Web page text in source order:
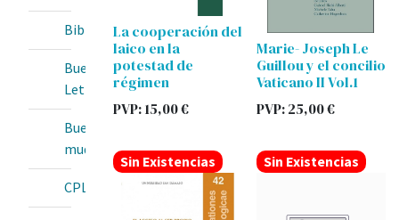
BibliotecaOnline
Buenas
Letras
Buey
mudo
CPL
La cooperación del
laico en la
potestad de
régimen
PVP:15,00€
Marie- Joseph Le
Guillou y el concilio
Vaticano II Vol.1
PVP:25,00€
Sin Existencias Sin Existencias